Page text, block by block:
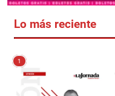
Lo más reciente
1